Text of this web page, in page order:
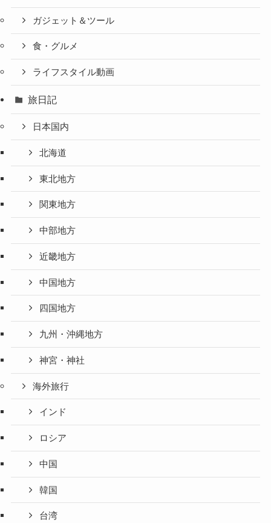
ガジェット＆ツール
食・グルメ
ライフスタイル動画
旅日記
日本国内
北海道
東北地方
関東地方
中部地方
近畿地方
中国地方
四国地方
九州・沖縄地方
神宮・神社
海外旅行
インド
ロシア
中国
韓国
台湾